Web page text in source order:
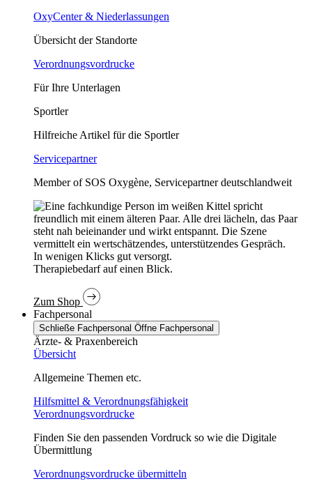
OxyCenter & Niederlassungen
Übersicht der Standorte
Verordnungsvordrucke
Für Ihre Unterlagen
Sportler
Hilfreiche Artikel für die Sportler
Servicepartner
Member of SOS Oxygène, Servicepartner deutschlandweit
In wenigen Klicks gut versorgt.
Therapiebedarf auf einen Blick.
Zum Shop
Fachpersonal
Schließe Fachpersonal Öffne Fachpersonal
Ärzte- & Praxenbereich
Übersicht
Allgemeine Themen etc.
Hilfsmittel & Verordnungsfähigkeit
Verordnungsvordrucke
Finden Sie den passenden Vordruck so wie die Digitale
Übermittlung
Verordnungsvordrucke übermitteln